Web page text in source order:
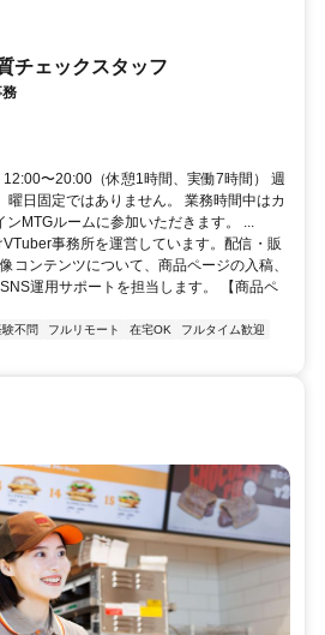
チェックスタッフ
〜20:00（休憩1時間、実働7時間） 週
曜日固定ではありません。 業務時間中はカ
MTGルームに参加いただきます。 ...
事務所を運営しています。配信・販
コンテンツについて、商品ページの入稿、
運用サポートを担当します。 【商品ペ
験不問 フルリモート 在宅OK
フルタイム歓迎